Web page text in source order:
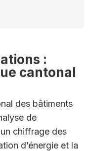
:
cantonal
des bâtiments
de
chiffrage des
d’énergie et la